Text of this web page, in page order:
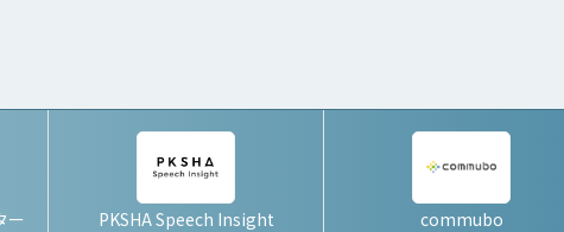
ー PKSHA Speech Insight commubo